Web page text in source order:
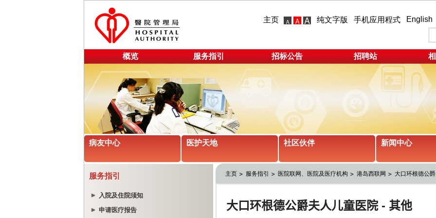
主页 纯文字版 手机应用程式 English
概览 服务指引 招标公告 招聘站
病友中心 医护天地 社区伙伴 新闻中心
服务指引
入院及住院须知
申请医疗报告
主页 服务指引 医院联网、医院及医疗机构 港岛西联网 大口环根德公